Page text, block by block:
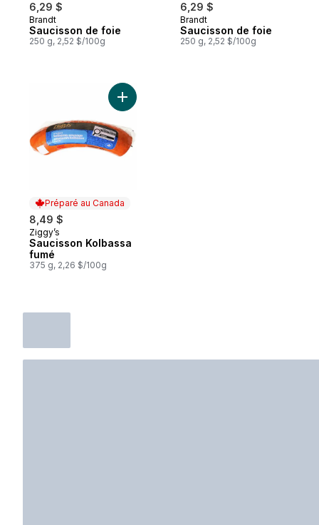
6,29 $
Préparé au Canada
Brandt
Saucisson de foie
250 g, 2,52 $/100g
6,29 $
Préparé au Canada
Brandt
Saucisson de foie
250 g, 2,52 $/100g
Préparé au Canada
8,49 $
Préparé au Canada
Ziggy’s
Saucisson Kolbassa
fumé
375 g, 2,26 $/100g
Ajouter Saucisson Kolbassa fumé au